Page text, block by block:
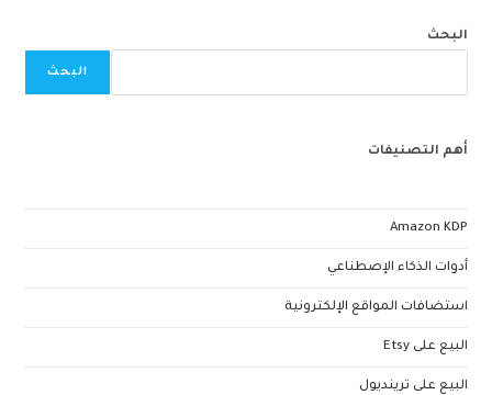
البحث
البحث
أهم التصنيفات
Amazon KDP
أدوات الذكاء الإصطناعي
استضافات المواقع الإلكترونية
البيع على Etsy
البيع على ترينديول